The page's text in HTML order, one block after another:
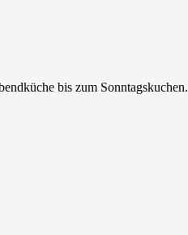
bis zum Sonntagskuchen.